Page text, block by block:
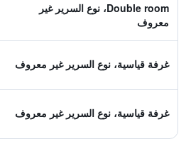
Double room، نوع السرير غير
معروف
غرفة قياسية، نوع السرير غير معروف
غرفة قياسية، نوع السرير غير معروف